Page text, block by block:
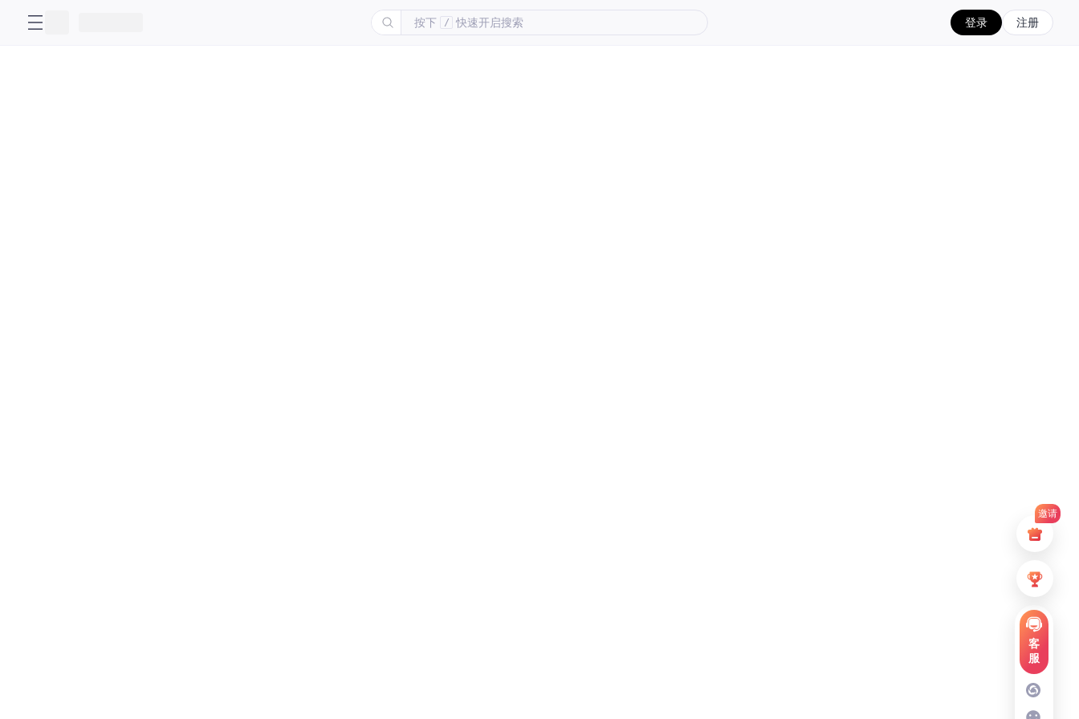
按下 / 快速开启搜索 登录 注册
邀请
客
服